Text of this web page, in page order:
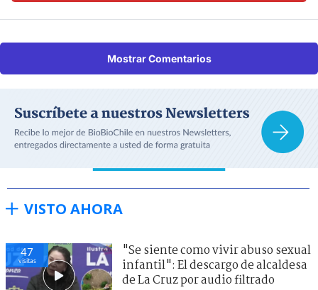
Mostrar Comentarios
VISTO AHORA
51
visitas
"Se siente como vivir abuso sexual
infantil": El descargo de alcaldesa
de La Cruz por audio filtrado